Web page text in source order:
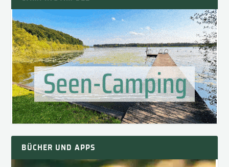
BÜCHER UND APPS